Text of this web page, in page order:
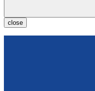
close